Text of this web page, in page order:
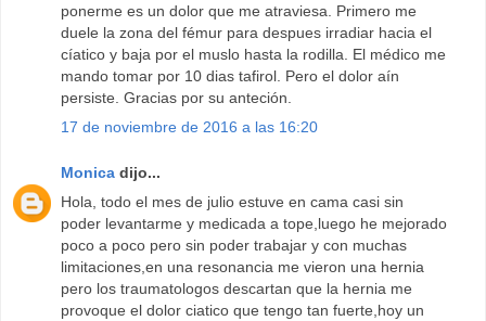
ponerme es un dolor que me atraviesa. Primero me
duele la zona del fémur para despues irradiar hacia el
cíatico y baja por el muslo hasta la rodilla. El médico me
mando tomar por 10 dias tafirol. Pero el dolor aín
persiste. Gracias por su anteción.
17 de noviembre de 2016 a las 16:20
Monica dijo...
Hola, todo el mes de julio estuve en cama casi sin
poder levantarme y medicada a tope,luego he mejorado
poco a poco pero sin poder trabajar y con muchas
limitaciones,en una resonancia me vieron una hernia
pero los traumatologos descartan que la hernia me
provoque el dolor ciatico que tengo tan fuerte,hoy un